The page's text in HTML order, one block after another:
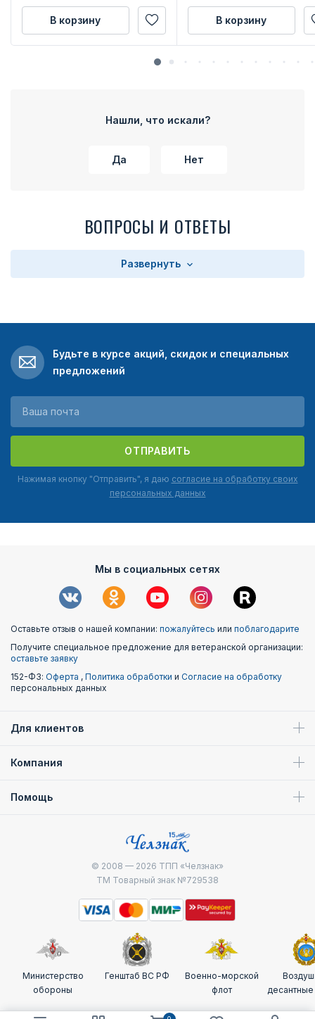
В корзину В корзину
Нашли, что искали?
Да Нет
ВОПРОСЫ И ОТВЕТЫ
Развернуть
Будьте в курсе акций, скидок и специальных
предложений
ОТПРАВИТЬ
Нажимая кнопку "Отправить", я даю согласие на обработку своих
персональных данных
Мы в социальных сетях
Оставьте отзыв о нашей компании: пожалуйтесь или поблагодарите
Получите специальное предложение для ветеранской организации:
оставьте заявку
152-ФЗ: Оферта , Политика обработки и Согласие на обработку
персональных данных
Для клиентов
Компания
Помощь
© 2008 — 2026 ТПП «Челзнак»
ТМ Товарный знак №729538
Министерство
обороны
Генштаб ВС РФ
Военно-морской
флот
десантные